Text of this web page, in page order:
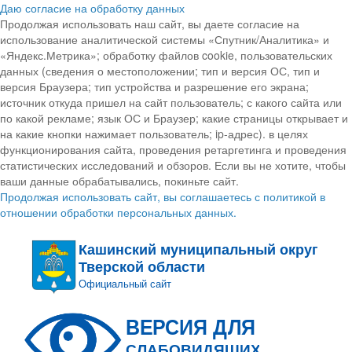
Даю согласие на обработку данных
Продолжая использовать наш сайт, вы даете согласие на
использование аналитической системы «Спутник/Аналитика» и
«Яндекс.Метрика»; обработку файлов cookie, пользовательских
данных (сведения о местоположении; тип и версия ОС, тип и
версия Браузера; тип устройства и разрешение его экрана;
источник откуда пришел на сайт пользователь; с какого сайта или
по какой рекламе; язык ОС и Браузер; какие страницы открывает и
на какие кнопки нажимает пользователь; ip-адрес). в целях
функционирования сайта, проведения ретаргетинга и проведения
статистических исследований и обзоров. Если вы не хотите, чтобы
ваши данные обрабатывались, покиньте сайт.
Продолжая использовать сайт, вы соглашаетесь с политикой в
отношении обработки персональных данных.